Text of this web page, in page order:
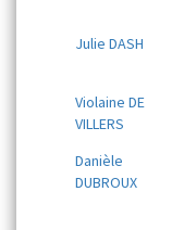
Julie DASH
Violaine DE
VILLERS
Danièle
DUBROUX